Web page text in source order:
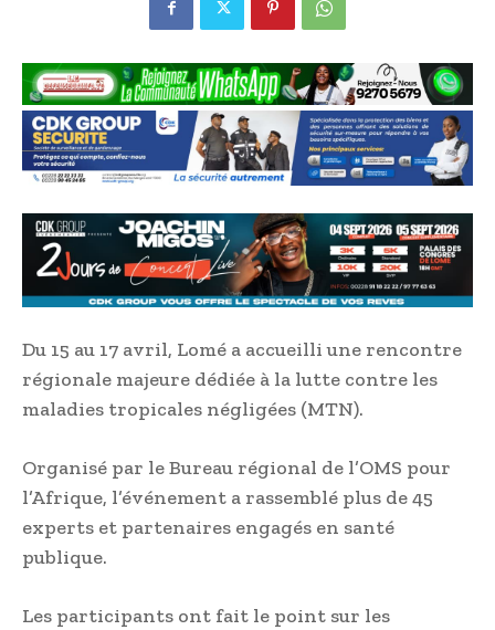
Du 15 au 17 avril, Lomé a accueilli une rencontre
régionale majeure dédiée à la lutte contre les
maladies tropicales négligées (MTN).
Organisé par le Bureau régional de l’OMS pour
l’Afrique, l’événement a rassemblé plus de 45
experts et partenaires engagés en santé
publique.
Les participants ont fait le point sur les